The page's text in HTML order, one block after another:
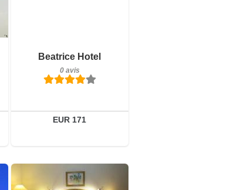
Beatrice Hotel
0 avis
EUR 171